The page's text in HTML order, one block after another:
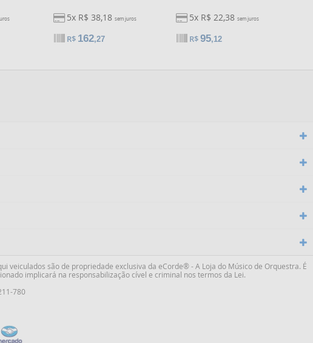
5x R$ 38,18sem juros
R$ 162,27
5x R$ 22,38sem juros
R$95,12
veiculados são de propriedade exclusiva da eCorde® - A Loja do Músico de Orquestra. É
implicará na responsabilização cível e criminal nos termos da Lei.
780